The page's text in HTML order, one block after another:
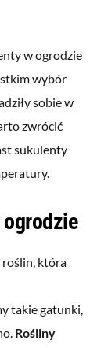
w ogrodzie
wybór
sobie w
zwrócić
sukulenty
ogrodzie
która
takie gatunki,
Rośliny